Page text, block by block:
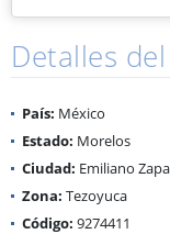
Detalles
País: México
Estado: Morelos
Ciudad: Emiliano
Zona: Tezoyuca
Código: 9274411